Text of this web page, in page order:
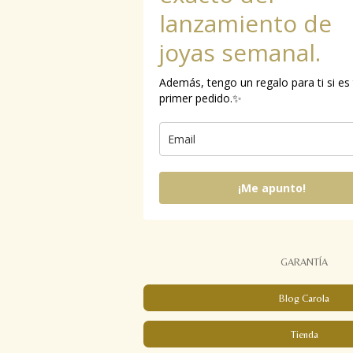
lanzamiento de
joyas semanal.
Además, tengo un regalo para ti si
primer pedido.✨
¡Me apunto!
GARANTÍA
Blog Carola
Tienda